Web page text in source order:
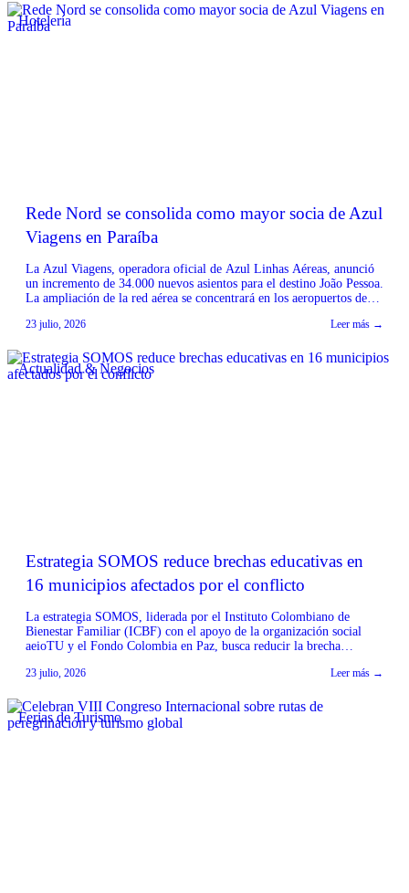
Hotelería
Rede Nord se consolida como mayor socia de Azul
Viagens en Paraíba
La Azul Viagens, operadora oficial de Azul Linhas Aéreas, anunció
un incremento de 34.000 nuevos asientos para el destino João Pessoa.
La ampliación de la red aérea se concentrará en los aeropuertos de
de Paraíba con importantes mercados emisores. Según el CEO de
23 julio, 2026 Leer más →
Actualidad & Negocios
Estrategia SOMOS reduce brechas educativas en
16 municipios afectados por el conflicto
La estrategia SOMOS, liderada por el Instituto Colombiano de
Bienestar Familiar (ICBF) con el apoyo de la organización social
aeioTU y el Fondo Colombia en Paz, busca reducir la brecha
Desarrollo con Enfoque Territorial (PDET) en los departamentos de
23 julio, 2026 Leer más →
Ferias de Turismo